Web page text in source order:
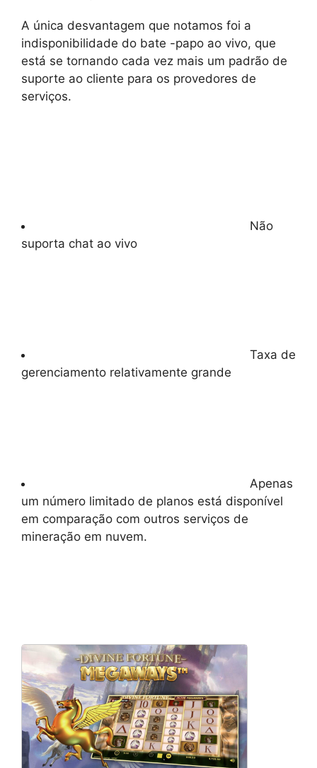
A única desvantagem que notamos foi a
indisponibilidade do bate -papo ao vivo, que
está se tornando cada vez mais um padrão de
suporte ao cliente para os provedores de
serviços.
Não
suporta chat ao vivo
Taxa de
gerenciamento relativamente grande
Apenas
um número limitado de planos está disponível
em comparação com outros serviços de
mineração em nuvem.